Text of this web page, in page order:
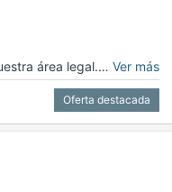
área legal.… Ver más
Oferta destacada